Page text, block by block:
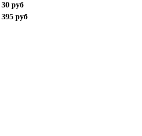
30 руб
395 руб